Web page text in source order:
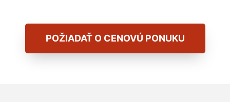
POŽIADAŤ O CENOVÚ PONUKU